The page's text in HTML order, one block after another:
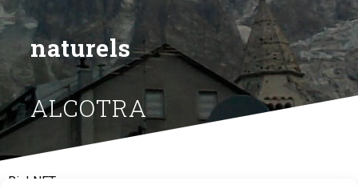
naturels
ALCOTRA
RiskNET